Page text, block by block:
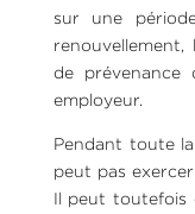
sur une
de prévenance
employeur.
Pendant toute
peut pas
Il peut toutefois